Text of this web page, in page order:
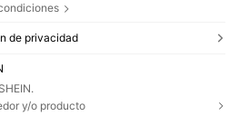
de privacidad
y/o producto